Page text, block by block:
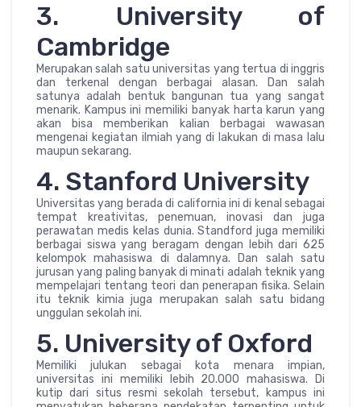
3. University of
Cambridge
Merupakan salah satu universitas yang tertua di inggris
dan terkenal dengan berbagai alasan. Dan salah
satunya adalah bentuk bangunan tua yang sangat
menarik. Kampus ini memiliki banyak harta karun yang
akan bisa memberikan kalian berbagai wawasan
mengenai kegiatan ilmiah yang di lakukan di masa lalu
maupun sekarang.
4. Stanford University
Universitas yang berada di california ini di kenal sebagai
tempat kreativitas, penemuan, inovasi dan juga
perawatan medis kelas dunia. Standford juga memiliki
berbagai siswa yang beragam dengan lebih dari 625
kelompok mahasiswa di dalamnya. Dan salah satu
jurusan yang paling banyak di minati adalah teknik yang
mempelajari tentang teori dan penerapan fisika. Selain
itu teknik kimia juga merupakan salah satu bidang
unggulan sekolah ini.
5. University of Oxford
Memiliki julukan sebagai kota menara impian,
universitas ini memiliki lebih 20.000 mahasiswa. Di
kutip dari situs resmi sekolah tersebut, kampus ini